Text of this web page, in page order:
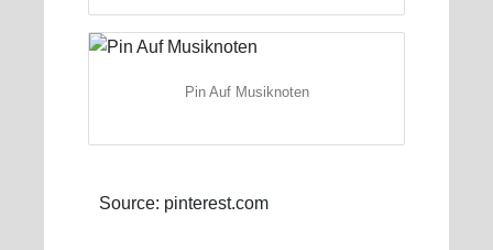
Pin Auf Musiknoten
Source: pinterest.com